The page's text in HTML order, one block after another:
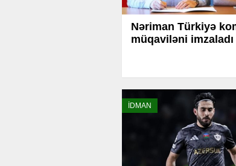
Nəriman Türkiyə
müqaviləni imzaladı
İDMAN